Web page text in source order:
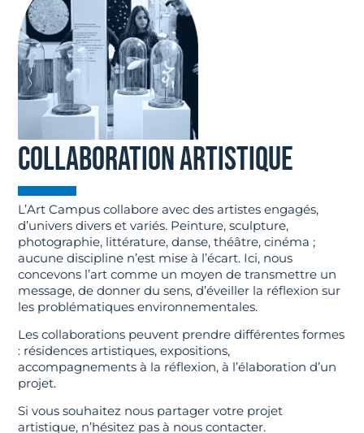
COLLABORATION ARTISTIQUE
L’Art Campus collabore avec des artistes engagés,
d’univers divers et variés. Peinture, sculpture,
photographie, littérature, danse, théâtre, cinéma ;
aucune discipline n’est mise à l’écart. Ici, nous
concevons l’art comme un moyen de transmettre un
message, de donner du sens, d’éveiller la réflexion sur
les problématiques environnementales.
Les collaborations peuvent prendre différentes formes
: résidences artistiques, expositions,
accompagnements à la réflexion, à l’élaboration d’un
projet.
Si vous souhaitez nous partager votre projet
artistique, n’hésitez pas à nous contacter.